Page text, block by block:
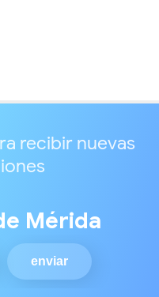
recibir nuevas
Mérida